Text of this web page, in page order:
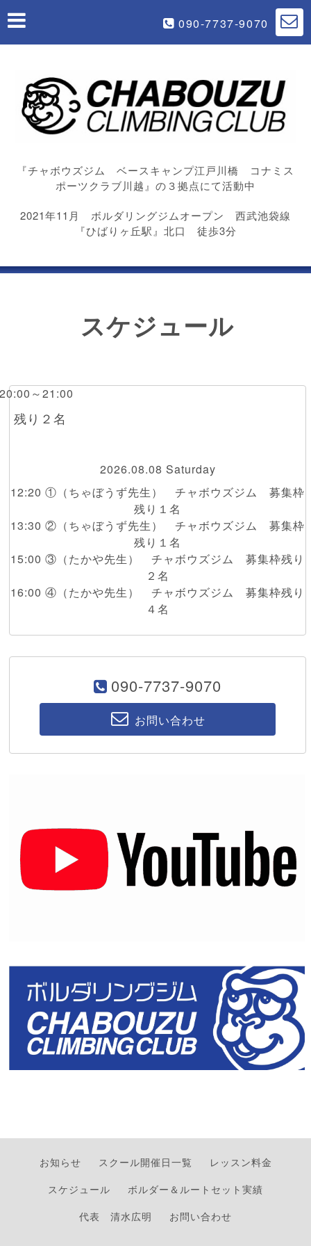
090-7737-9070
『チャボウズジム ベースキャンプ江戸川橋 コナミス
ポーツクラブ川越』の３拠点にて活動中
2021年11月 ボルダリングジムオープン 西武池袋線
『ひばりヶ丘駅』北口 徒歩3分
スケジュール
～21:00
り２名
2026.08.08 Saturday
12:20 ①（ちゃぼうず先生） チャボウズジム 募集枠
残り１名
13:30 ②（ちゃぼうず先生） チャボウズジム 募集枠
残り１名
15:00 ③（たかや先生） チャボウズジム 募集枠残り
２名
16:00 ④（たかや先生） チャボウズジム 募集枠残り
４名
090-7737-9070
お問い合わせ
お知らせ スクール開催日一覧
レッスン料金
スケジュール
ボルダー＆ルートセット実績
代表 清水広明
お問い合わせ